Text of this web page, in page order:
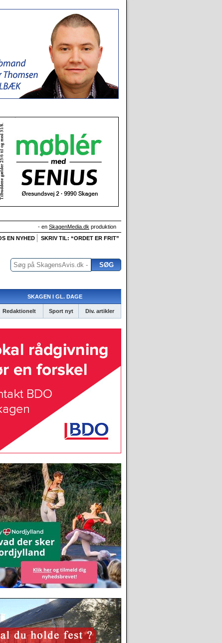
- en SkagenMedia.dk produktion
EN NYHED SKRIV TIL: “ORDET ER FRIT”
SKAGEN I GL. DAGE
Redaktionelt Sport nyt Div. artikler